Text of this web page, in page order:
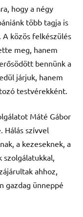
hogy a négy
több tagja is
közös felkészülés
meg, hanem
bennünk a
járjuk, hanem
testvérekként.
Máté Gábor
Hálás szívvel
a kezeseknek, a
szolgálatukkal,
ahhoz,
gazdag ünneppé